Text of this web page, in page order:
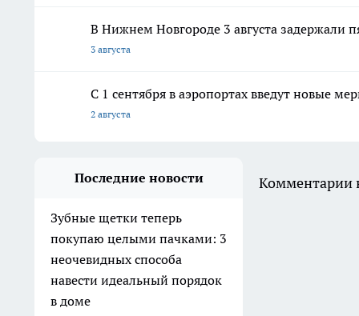
В Нижнем Новгороде 3 августа задержали
3 августа
С 1 сентября в аэропортах введут новые
2 августа
Последние новости
Зубные щетки теперь
покупаю целыми пачками: 3
неочевидных способа
навести идеальный порядок
в доме
Комментарии